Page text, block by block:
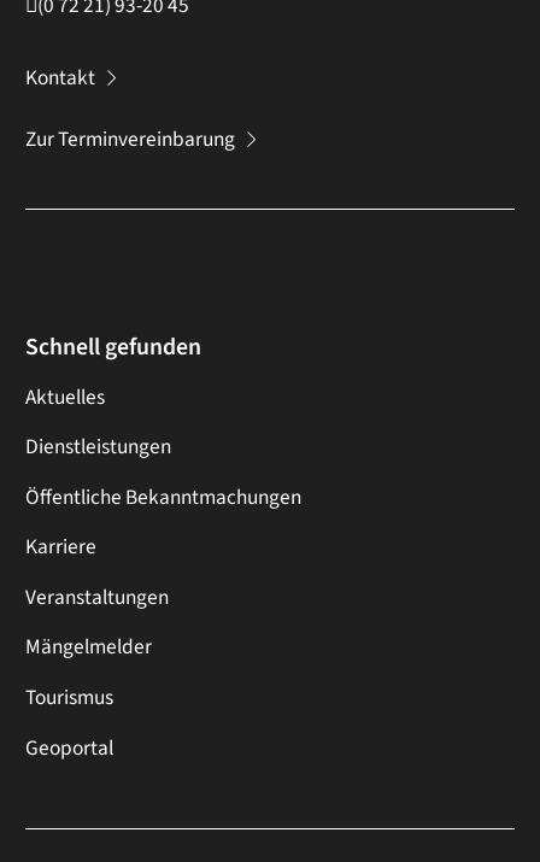
Kontakt
Zur Terminvereinbarung
Schnell gefunden
Aktuelles
Dienstleistungen
Öffentliche Bekanntmachungen
Karriere
Veranstaltungen
Mängelmelder
Tourismus
Geoportal